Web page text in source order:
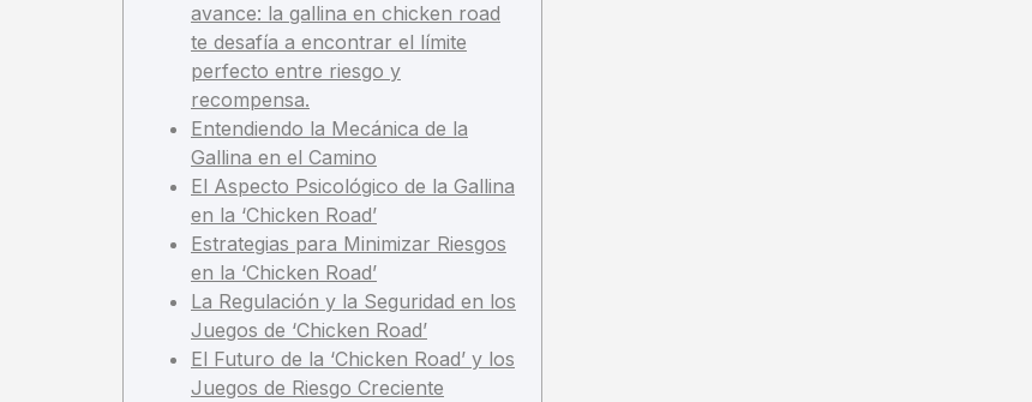
avance: la gallina en chicken road
te desafía a encontrar el límite
perfecto entre riesgo y
recompensa.
Entendiendo la Mecánica de la
Gallina en el Camino
El Aspecto Psicológico de la Gallina
en la ‘Chicken Road’
Estrategias para Minimizar Riesgos
en la ‘Chicken Road’
La Regulación y la Seguridad en los
Juegos de ‘Chicken Road’
El Futuro de la ‘Chicken Road’ y los
Juegos de Riesgo Creciente